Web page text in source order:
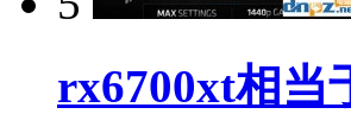
rx6700xt相当